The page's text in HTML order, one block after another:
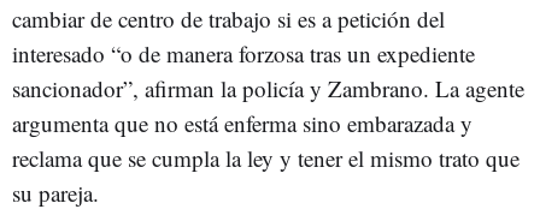
cambiar de centro de trabajo si es a petición del
interesado “o de manera forzosa tras un expediente
sancionador”, afirman la policía y Zambrano. La agente
argumenta que no está enferma sino embarazada y
reclama que se cumpla la ley y tener el mismo trato que
su pareja.